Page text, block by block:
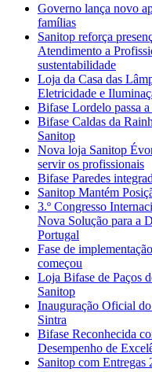
Governo lança novo
famílias
Sanitop reforça
Atendimento a
sustentabilidade
Loja da Casa das
Eletricidade e
Bifase Lordelo passa
Bifase Caldas da
Sanitop
Nova loja Sanitop
servir os profissionais
Bifase Paredes
Sanitop Mantém
3.º Congresso
Nova Solução para a
Portugal
Fase de
começou
Loja Bifase de Paços
Sanitop
Inauguração Oficial
Sintra
Bifase Reconhecida
Desempenho de
Sanitop com Entregas